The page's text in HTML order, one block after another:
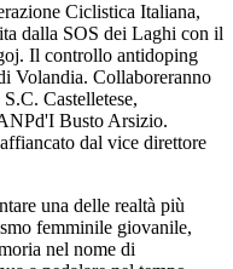
Ciclistica Italiana,
dalla SOS dei Laghi con il
Il controllo antidoping
Volandia. Collaboreranno
Castelletese,
Busto Arsizio.
dal vice direttore
una delle realtà più
femminile giovanile,
nel nome di